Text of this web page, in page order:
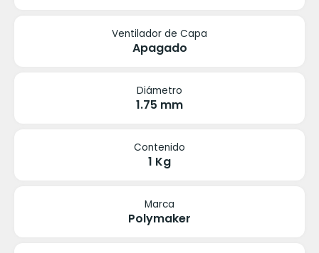
Ventilador de Capa
Apagado
Diámetro
1.75 mm
Contenido
1 Kg
Marca
Polymaker